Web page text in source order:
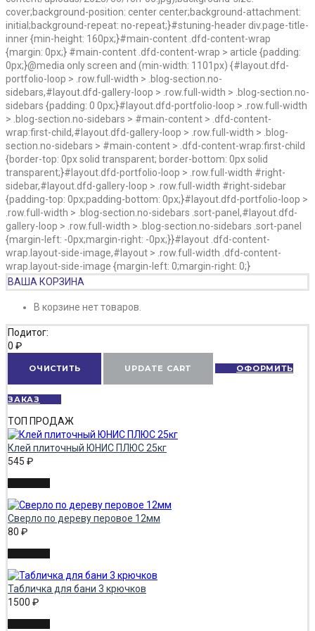
cover;background-position: center center;background-attachment:
initial;background-repeat: no-repeat;}#stuning-header div.page-title-
inner {min-height: 160px;}#main-content .dfd-content-wrap
{margin: 0px;} #main-content .dfd-content-wrap > article {padding:
0px;}@media only screen and (min-width: 1101px) {#layout.dfd-
portfolio-loop > .row.full-width > .blog-section.no-
sidebars,#layout.dfd-gallery-loop > .row.full-width > .blog-section.no-
sidebars {padding: 0 0px;}#layout.dfd-portfolio-loop > .row.full-width
> .blog-section.no-sidebars > #main-content > .dfd-content-
wrap:first-child,#layout.dfd-gallery-loop > .row.full-width > .blog-
section.no-sidebars > #main-content > .dfd-content-wrap:first-child
{border-top: 0px solid transparent; border-bottom: 0px solid
transparent;}#layout.dfd-portfolio-loop > .row.full-width #right-
sidebar,#layout.dfd-gallery-loop > .row.full-width #right-sidebar
{padding-top: 0px;padding-bottom: 0px;}#layout.dfd-portfolio-loop >
.row.full-width > .blog-section.no-sidebars .sort-panel,#layout.dfd-
gallery-loop > .row.full-width > .blog-section.no-sidebars .sort-panel
{margin-left: -0px;margin-right: -0px;}}#layout .dfd-content-
wrap.layout-side-image,#layout > .row.full-width .dfd-content-
wrap.layout-side-image {margin-left: 0;margin-right: 0;}
ВАША КОРЗИНА
В корзине нет товаров.
Подитог:
0 ₽
ОЧИСТИТЬ UPDATE CART ОФОРМИТЬ
ЗАКАЗ
ТОП ПРОДАЖ
Клей плиточный ЮНИС ПЛЮС 25кг
545 ₽
Сверло по дереву перовое 12мм
80 ₽
Табличка для бани 3 крючков
1500 ₽